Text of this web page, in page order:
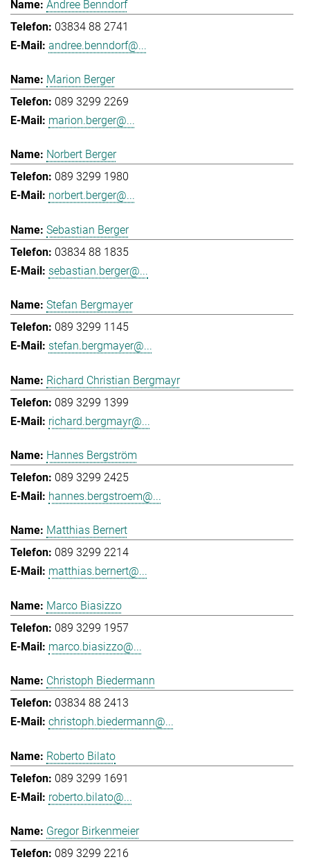
Andree Benndorf
03834 88 2741
andree.benndorf@...
Marion Berger
089 3299 2269
marion.berger@...
Norbert Berger
089 3299 1980
norbert.berger@...
Sebastian Berger
03834 88 1835
sebastian.berger@...
Stefan Bergmayer
089 3299 1145
stefan.bergmayer@...
Richard Christian Bergmayr
089 3299 1399
richard.bergmayr@...
Hannes Bergström
089 3299 2425
hannes.bergstroem@...
Matthias Bernert
089 3299 2214
matthias.bernert@...
Marco Biasizzo
089 3299 1957
marco.biasizzo@...
Christoph Biedermann
03834 88 2413
christoph.biedermann@...
Roberto Bilato
089 3299 1691
roberto.bilato@...
Gregor Birkenmeier
089 3299 2216